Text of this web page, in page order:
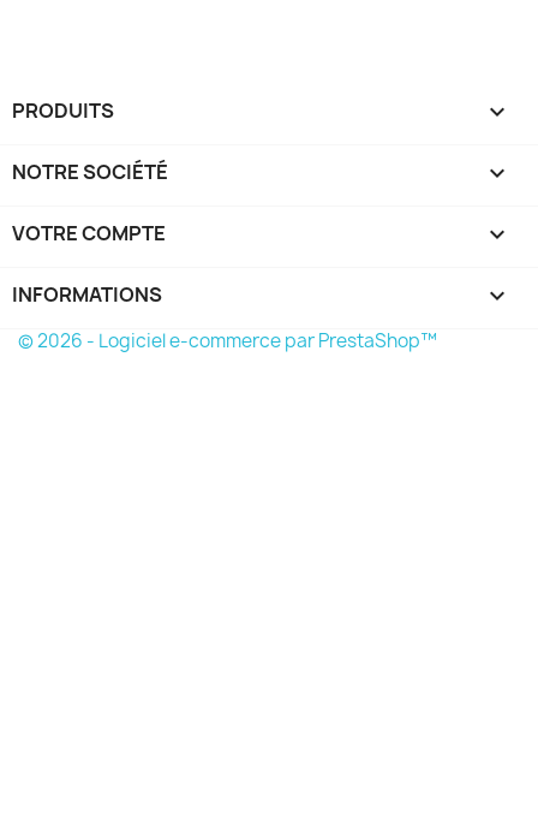
PRODUITS 
NOTRE SOCIÉTÉ 
VOTRE COMPTE 
INFORMATIONS keyboard_arrow_down
© 2026 - Logiciel e-commerce par PrestaShop™